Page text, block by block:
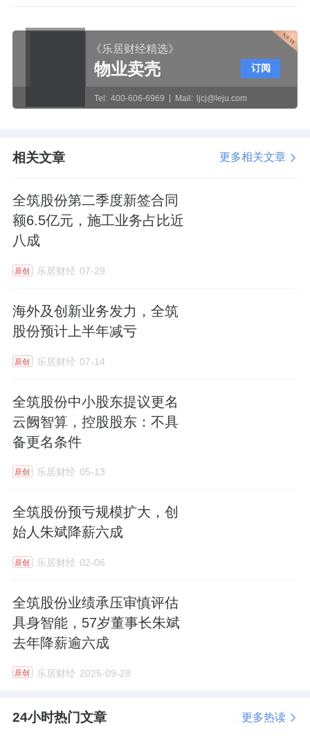
《乐居财经精选》
物业卖壳
Tel: 400-606-6969 Mail: ljcj@leju.com
订阅
相关文章 更多相关文章
全筑股份第二季度新签合同
额6.5亿元，施工业务占比近
八成
原创 乐居财经 07-29
海外及创新业务发力，全筑
股份预计上半年减亏
原创 乐居财经 07-14
全筑股份中小股东提议更名
云阙智算，控股股东：不具
备更名条件
原创 乐居财经 05-13
全筑股份预亏规模扩大，创
始人朱斌降薪六成
原创 乐居财经 02-06
全筑股份业绩承压审慎评估
具身智能，57岁董事长朱斌
去年降薪逾六成
原创 乐居财经 2025-09-28
24小时热门文章 更多热读